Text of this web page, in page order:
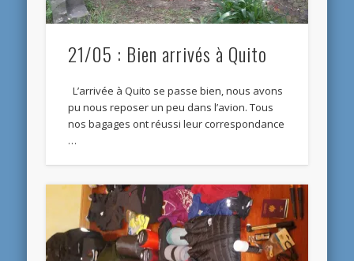
21/05 : Bien arrivés à Quito
L’arrivée à Quito se passe bien, nous avons
pu nous reposer un peu dans l’avion. Tous
nos bagages ont réussi leur correspondance
…